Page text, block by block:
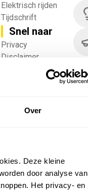
Over
Deze kleine
door analyse van
Het privacy- en
Elektrisch rijden
Tijdschrift
Snel naar
Privacy
Disclaimer
Vacatures
English